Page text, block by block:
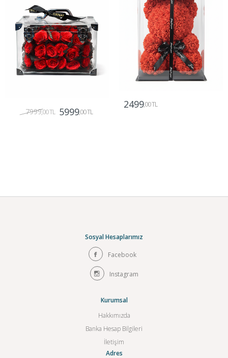
7999,00 TL 5999,00 TL
2499,00 TL
Sosyal Hesaplarımız
Facebook
Instagram
Kurumsal
Hakkımızda
Banka Hesap Bilgileri
İletişim
Adres